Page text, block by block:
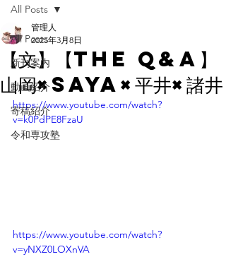
All Posts
新刊案内
動画紹介
寄稿紹介
令和専攻塾
All Posts
【文】【The Q&A】
山岡×saya×平井×諸井
管理人
2025年3月8日
https://www.youtube.com/watch?
v=k0PdPE8FzaU
https://www.youtube.com/watch?
v=yNXZ0LOXnVA